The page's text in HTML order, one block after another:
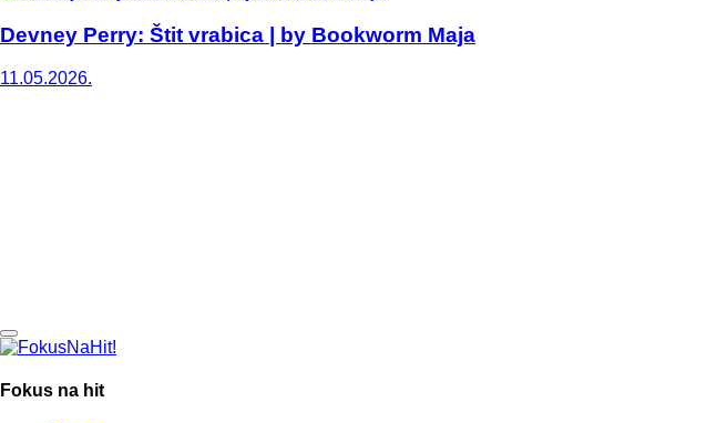
Devney Perry: Štit vrabica | by Bookworm Maja
11.05.2026.
Fokus na hit